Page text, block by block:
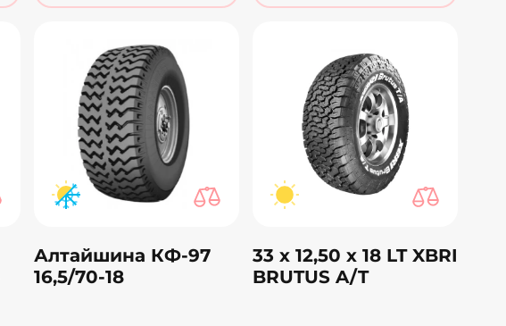
Алтайшина КФ-97
16,5/70-18
33 х 12,50 х 18 LT XBRI
BRUTUS A/T